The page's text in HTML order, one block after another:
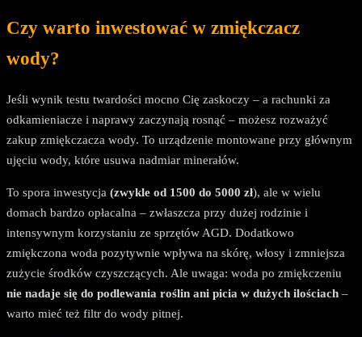
Czy warto inwestować w zmiękczacz
wody?
Jeśli wynik testu twardości mocno Cię zaskoczy – a rachunki za
odkamieniacze i naprawy zaczynają rosnąć – możesz rozważyć
zakup zmiękczacza wody. To urządzenie montowane przy głównym
ujęciu wody, które usuwa nadmiar minerałów.
To spora inwestycja (zwykle od 1500 do 5000 zł), ale w wielu
domach bardzo opłacalna – zwłaszcza przy dużej rodzinie i
intensywnym korzystaniu ze sprzętów AGD. Dodatkowo
zmiękczona woda pozytywnie wpływa na skórę, włosy i zmniejsza
zużycie środków czyszczących. Ale uwaga: woda po zmiękczeniu
nie nadaje się do podlewania roślin ani picia w dużych ilościach –
warto mieć też filtr do wody pitnej.